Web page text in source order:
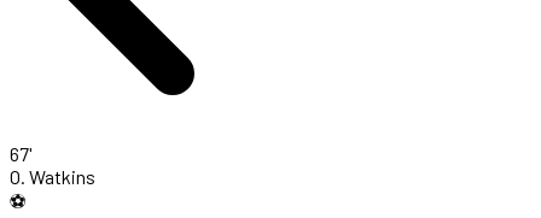
67'
O. Watkins
⚽